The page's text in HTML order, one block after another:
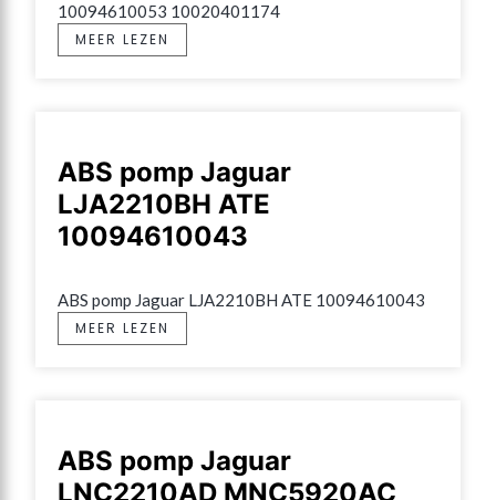
10094610053 10020401174
MEER LEZEN
ABS pomp Jaguar
LJA2210BH ATE
10094610043
ABS pomp Jaguar LJA2210BH ATE 10094610043
MEER LEZEN
ABS pomp Jaguar
LNC2210AD MNC5920AC